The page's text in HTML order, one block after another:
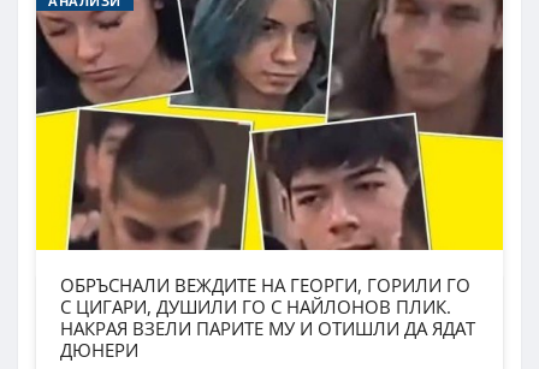
ОБРЪСНАЛИ ВЕЖДИТЕ НА ГЕОРГИ, ГОРИЛИ ГО
С ЦИГАРИ, ДУШИЛИ ГО С НАЙЛОНОВ ПЛИК.
НАКРАЯ ВЗЕЛИ ПАРИТЕ МУ И ОТИШЛИ ДА ЯДАТ
ДЮНЕРИ